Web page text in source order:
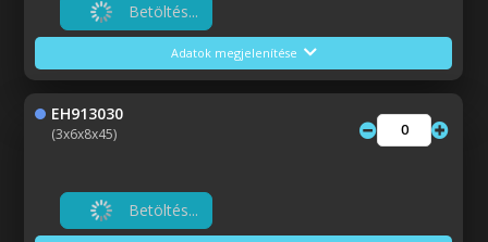
Betöltés...
Adatok megjelenítése
EH913030
(3x6x8x45)
Betöltés...